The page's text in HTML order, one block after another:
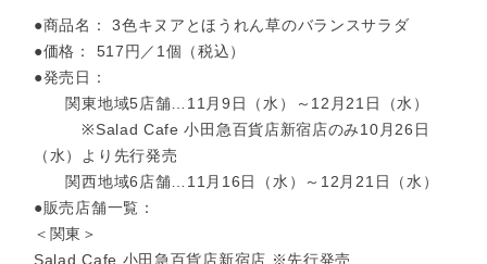
●商品名： 3色キヌアとほうれん草のバランスサラダ
●価格： 517円／1個（税込）
●発売日：
関東地域5店舗…11月9日（水）～12月21日（水）
※Salad Cafe 小田急百貨店新宿店のみ10月26日
（水）より先行発売
関西地域6店舗…11月16日（水）～12月21日（水）
●販売店舗一覧：
＜関東＞
Salad Cafe 小田急百貨店新宿店 ※先行発売